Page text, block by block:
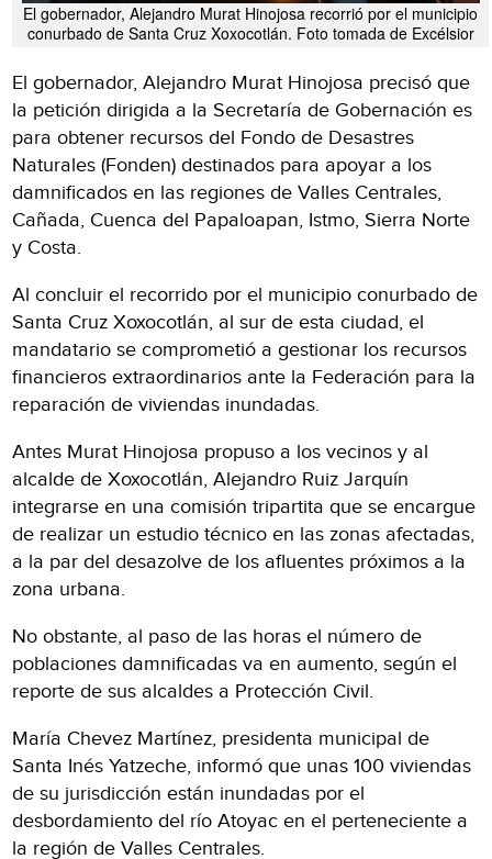
El gobernador, Alejandro Murat Hinojosa recorrió por el municipio
conurbado de Santa Cruz Xoxocotlán. Foto tomada de Excélsior
El gobernador, Alejandro Murat Hinojosa precisó que
la petición dirigida a la Secretaría de Gobernación es
para obtener recursos del Fondo de Desastres
Naturales (Fonden) destinados para apoyar a los
damnificados en las regiones de Valles Centrales,
Cañada, Cuenca del Papaloapan, Istmo, Sierra Norte
y Costa.
Al concluir el recorrido por el municipio conurbado de
Santa Cruz Xoxocotlán, al sur de esta ciudad, el
mandatario se comprometió a gestionar los recursos
financieros extraordinarios ante la Federación para la
reparación de viviendas inundadas.
Antes Murat Hinojosa propuso a los vecinos y al
alcalde de Xoxocotlán, Alejandro Ruiz Jarquín
integrarse en una comisión tripartita que se encargue
de realizar un estudio técnico en las zonas afectadas,
a la par del desazolve de los afluentes próximos a la
zona urbana.
No obstante, al paso de las horas el número de
poblaciones damnificadas va en aumento, según el
reporte de sus alcaldes a Protección Civil.
María Chevez Martínez, presidenta municipal de
Santa Inés Yatzeche, informó que unas 100 viviendas
de su jurisdicción están inundadas por el
desbordamiento del río Atoyac en el perteneciente a
la región de Valles Centrales.